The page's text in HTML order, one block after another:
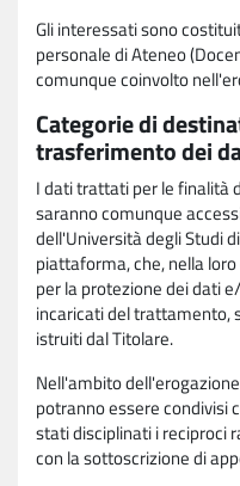
Gli interessati sono
personale di Ateneo
comunque coinvolto
Categorie di
trasferimento dei
I dati trattati per le finalità
saranno comunque
dell'Università degli Studi
piattaforma, che, nella
per la protezione dei dati
incaricati del trattamento,
istruiti dal Titolare.
Nell'ambito
potranno essere condivisi
stati disciplinati i reciproci
con la sottoscrizione di